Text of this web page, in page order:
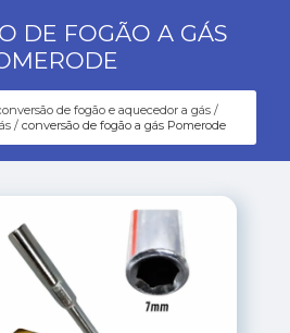
DE FOGÃO A GÁS
de fogão e aquecedor a gás
conversão de fogão a gás Pomerode